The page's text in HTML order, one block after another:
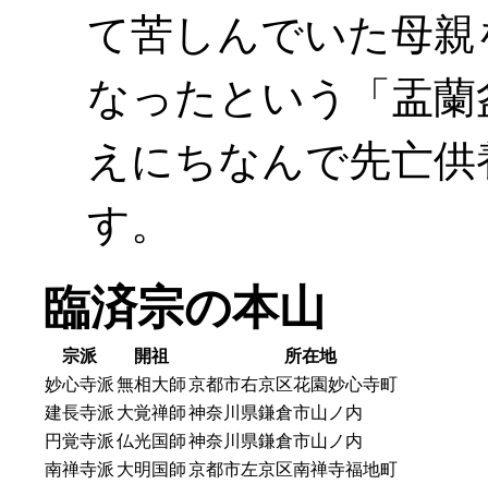
て苦しんでいた母
なったという「盂
えにちなんで先亡
す。
臨済宗の本山
宗派 開祖
所在地
妙心寺派無相大師京都市右京区花園妙心寺町
建長寺派大覚禅師神奈川県鎌倉市山ノ内
円覚寺派仏光国師神奈川県鎌倉市山ノ内
南禅寺派大明国師京都市左京区南禅寺福地町